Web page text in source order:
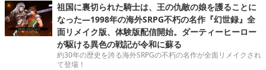
祖国に裏切られた騎士は、王の仇敵の娘を護ることに
なった―1998年の海外SRPG不朽の名作『幻世録』全
面リメイク版、体験版配信開始。ダーティーヒーロー
が駆ける異色の戦記が令和に蘇る
約30年の歴史を誇る海外SRPGの不朽の名作が全面リメイクされ
て登場！